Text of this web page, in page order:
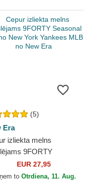
(5)
Era
izliekta melns
9FORTY
Infill no New York
MLB no New Era
EUR 27,95
to Otrdiena, 11. Aug.